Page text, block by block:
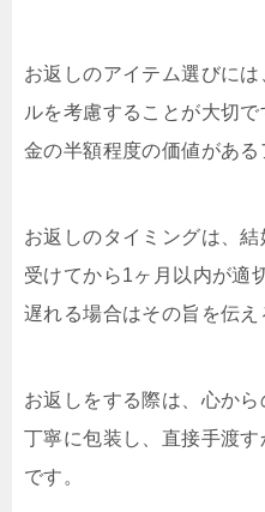
お返しのアイテム選びに
ルを考慮することが大切
金の半額程度の価値がある
お返しのタイミングは、
受けてから1ヶ月以内が適
遅れる場合はその旨を伝え
お返しをする際は、心から
丁寧に包装し、直接手渡
です。